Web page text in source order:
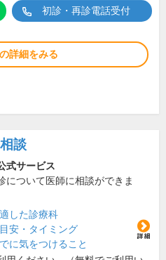
初診・再診電話受付
詳細をみる
談
式サービス
について医師に相談ができま
した診療科
安・タイミング
に気をつけること